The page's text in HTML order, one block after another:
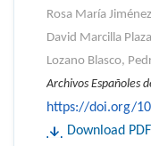
Rosa María
David Marcilla
Lozano Blasco,
Archivos Españoles
https://doi.org/
Download PDF